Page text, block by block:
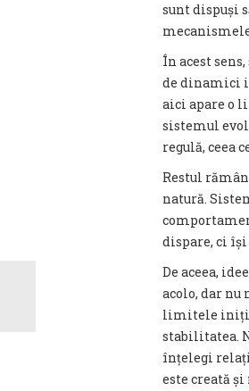
sunt dispuși
În acest
de dinamici
aici apare o
sistemul
regulă, ceea
Restul
natură.
dispare, ci
De aceea,
acolo, dar
limitele
stabilitatea.
înțelegi
este creată